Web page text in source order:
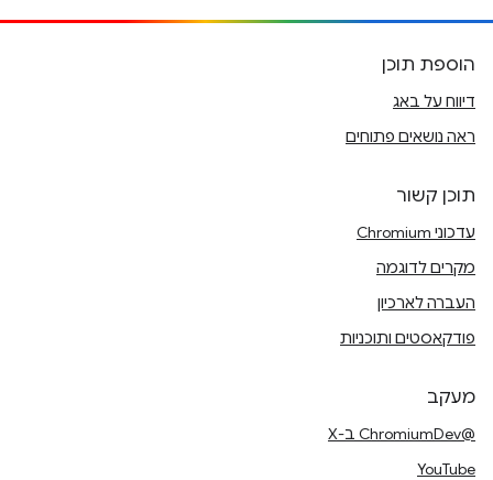
הוספת תוכן
דיווח על באג
ראה נושאים פתוחים
תוכן קשור
עדכוני Chromium
מקרים לדוגמה
העברה לארכיון
פודקאסטים ותוכניות
מעקב
@ChromiumDev ב-X
YouTube